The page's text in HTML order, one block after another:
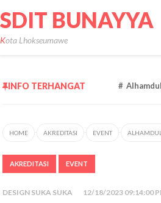
SDIT BUNAYYA
Kota Lhokseumawe
INFO TERHANGAT
HOME AKREDITASI EVENT
AKREDITASI EVENT
DESIGN SUKA SUKA 12/18/2023 09:14:00